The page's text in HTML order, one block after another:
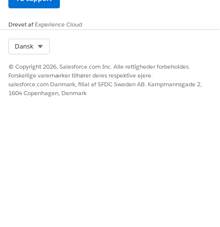
Giv os besked, så vi kan forbedre os!
Ja Nej
Drevet afExperience Cloud
Dansk
© Copyright 2026, Salesforce.com Inc. Alle rettigheder forbeholdes.
Forskellige varemærker tilhører deres respektive ejere.
salesforce.com Danmark, filial af SFDC Sweden AB. Kampmannsgade 2,
1604 Copenhagen, Denmark